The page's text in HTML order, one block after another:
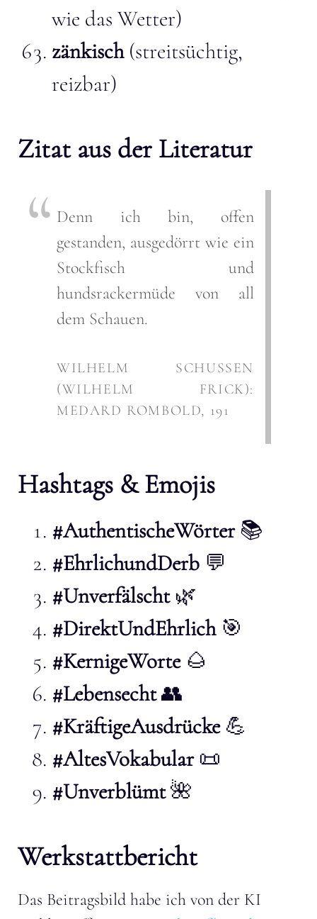
wie das Wetter)
zänkisch (streitsüchtig,
reizbar)
Zitat aus der Literatur
Denn ich bin, offen
gestanden, ausgedörrt wie ein
Stockfisch und
hundsrackermüde von all
dem Schauen.
WILHELM SCHUSSEN
(WILHELM FRICK):
MEDARD ROMBOLD, 191
Hashtags & Emojis
#AuthentischeWörter📚
#EhrlichundDerb 💬
#Unverfälscht🌿
#DirektUndEhrlich🎯
#KernigeWorte🌰
#Lebensecht👥
#KräftigeAusdrücke💪
#AltesVokabular📜
#Unverblümt🌺
Werkstattbericht
Das Beitragsbild habe ich von der KI